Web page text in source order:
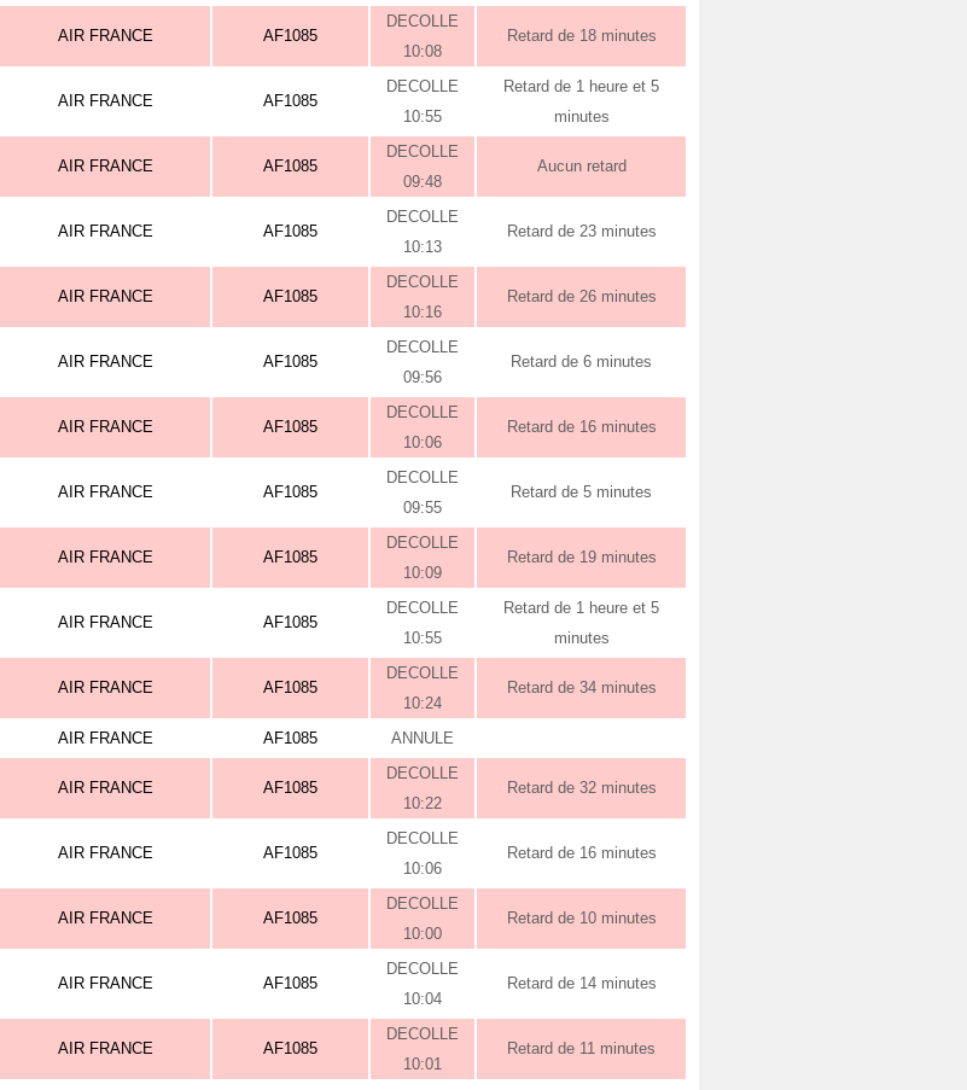
AIR FRANCE AF1085
DECOLLE
10:08
Retard de 18 minutes
AIR FRANCE AF1085
DECOLLE
10:55
Retard de 1 heure et 5
minutes
AIR FRANCE AF1085
DECOLLE
09:48
Aucun retard
AIR FRANCE AF1085
DECOLLE
10:13
Retard de 23 minutes
AIR FRANCE AF1085
DECOLLE
10:16
Retard de 26 minutes
AIR FRANCE AF1085
DECOLLE
09:56
Retard de 6 minutes
AIR FRANCE AF1085
DECOLLE
10:06
Retard de 16 minutes
AIR FRANCE AF1085
DECOLLE
09:55
Retard de 5 minutes
AIR FRANCE AF1085
DECOLLE
10:09
Retard de 19 minutes
AIR FRANCE AF1085
DECOLLE
10:55
Retard de 1 heure et 5
minutes
AIR FRANCE AF1085
DECOLLE
10:24
Retard de 34 minutes
AIR FRANCE AF1085 ANNULE
AIR FRANCE AF1085
DECOLLE
10:22
Retard de 32 minutes
AIR FRANCE AF1085
DECOLLE
10:06
Retard de 16 minutes
AIR FRANCE AF1085
DECOLLE
10:00
Retard de 10 minutes
AIR FRANCE AF1085
DECOLLE
10:04
Retard de 14 minutes
AIR FRANCE AF1085
DECOLLE
10:01
Retard de 11 minutes